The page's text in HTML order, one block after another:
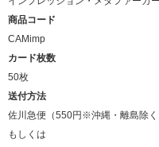
商品コード
CAMimp
カード枚数
50枚
送付方法
佐川急便（550円※沖縄・離島除く
もしくは